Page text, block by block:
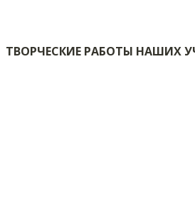
ТВОРЧЕСКИЕ РАБОТЫ НАШИХ